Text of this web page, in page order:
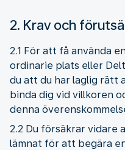
2. Krav och
2.1 För att få använda
ordinarie plats eller
du att du har laglig rätt
binda dig vid villkoren
denna
2.2 Du försäkrar vidare
lämnat för att begära